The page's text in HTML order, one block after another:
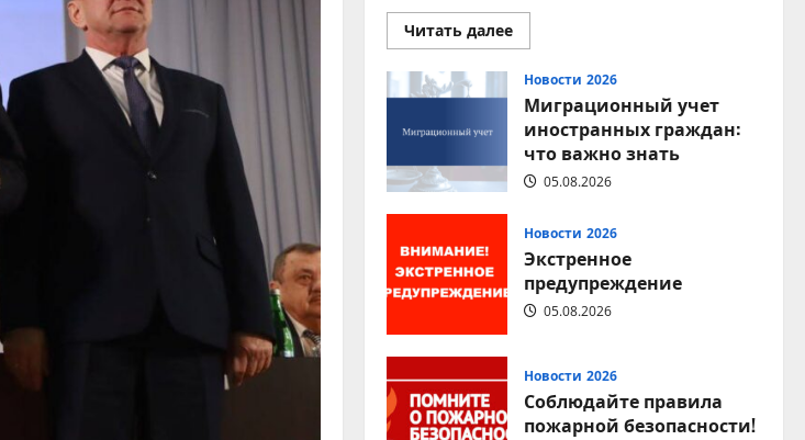
Читать далееПрочитать
больше
Соблюдение
правил
дорожного
движения
—
залог
безопасности
каждого
Новости 2026
Миграционный учет
иностранных граждан:
что важно знать
05.08.2026
Новости 2026
Экстренное
предупреждение
05.08.2026
Новости 2026
Соблюдайте правила
пожарной безопасности!